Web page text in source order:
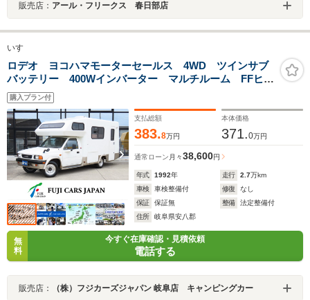
販売店： アール・フリークス 春日部店
いすゞ
ロデオ ヨコハマモーターセールス 4WD ツインサブ
バッテリー 400Wインバーター マルチルーム FFヒー
ター シンク コンロ AC100V冷蔵庫 マックスファン
購入プラン付
支払総額
383.8万円
本体価格
371.0万円
通常ローン 月々38,600円
年式 1992年 走行 2.7万km
車検
車検整備付 修復
なし
保証
保証無 整備
法定整備付
住所
岐阜県安八郡
無
料
今すぐ在庫確認・見積依頼
電話する
販売店： （株）フジカーズジャパン 岐阜店 キャンピングカー